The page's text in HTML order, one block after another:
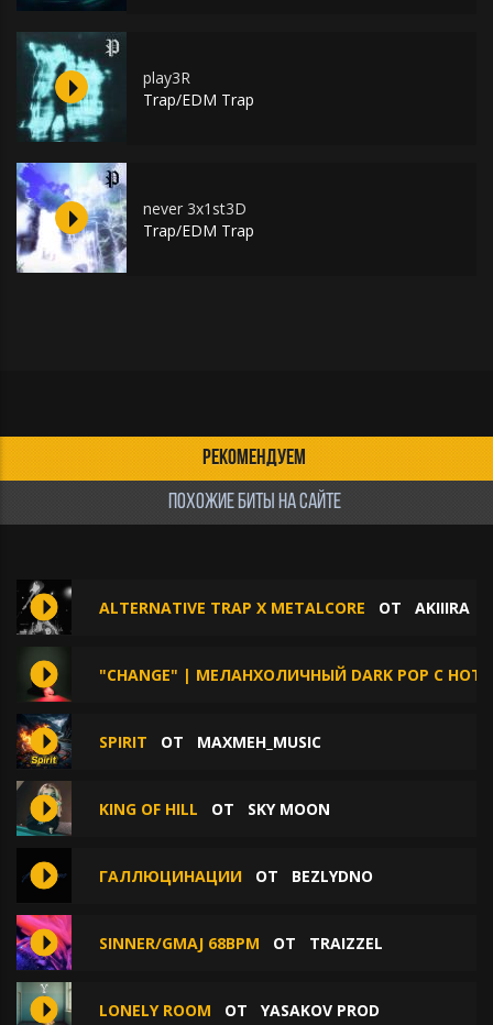
play3R
Trap/EDM Trap
never 3x1st3D
Trap/EDM Trap
РЕКОМЕНДУЕМ
ПОХОЖИЕ БИТЫ НА САЙТЕ
ALTERNATIVE TRAP X METALCORE ОТ AKIIIRA
"CHANGE" | МЕЛАНХОЛИЧНЫЙ DARK POP С
SPIRIT ОТ MAXMEH_MUSIC
KING OF HILL ОТ SKY MOON
ГАЛЛЮЦИНАЦИИ ОТ BEZLYDNO
SINNER/GMAJ 68BPM ОТ TRAIZZEL
LONELY ROOM ОТ YASAKOV PROD